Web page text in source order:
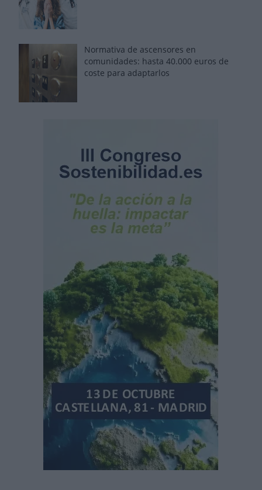
Normativa de ascensores en
comunidades: hasta 40.000 euros de
coste para adaptarlos